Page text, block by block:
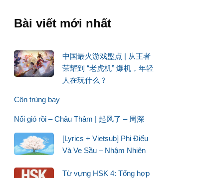
Bài viết mới nhất
中国最火游戏盤点 | 从王者
荣耀到 “老虎机” 爆机，年轻
人在玩什么？
Côn trùng bay
Nổi gió rồi – Châu Thâm | 起风了 – 周深
[Lyrics + Vietsub] Phi Điểu
Và Ve Sầu – Nhậm Nhiên
Từ vựng HSK 4: Tổng hợp